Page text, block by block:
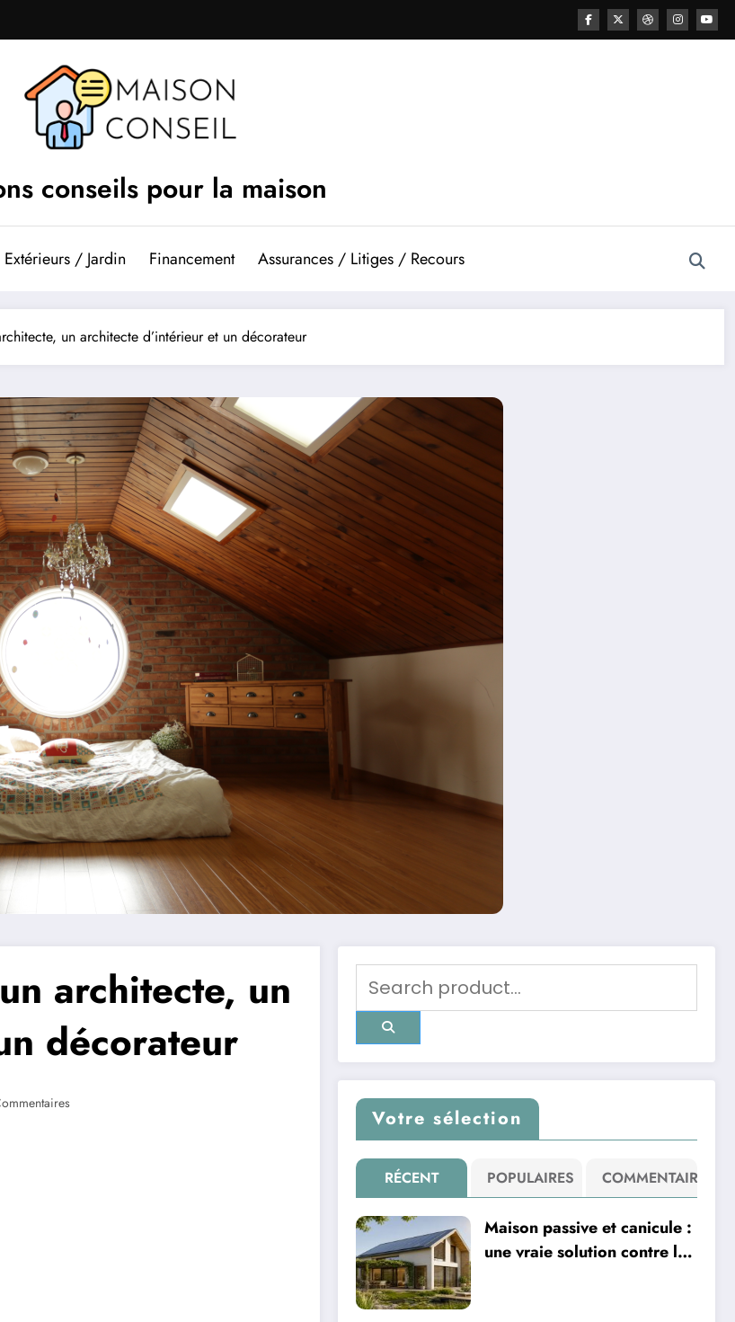
conseils pour la maison
Extérieurs / Jardin Financement Assurances / Litiges / Recours
un architecte d’intérieur et un décorateur
architecte, un
décorateur
Votre sélection
RÉCENT POPULAIRES COMMENTAIRE
Maison passive et canicule :
une vraie solution contre la